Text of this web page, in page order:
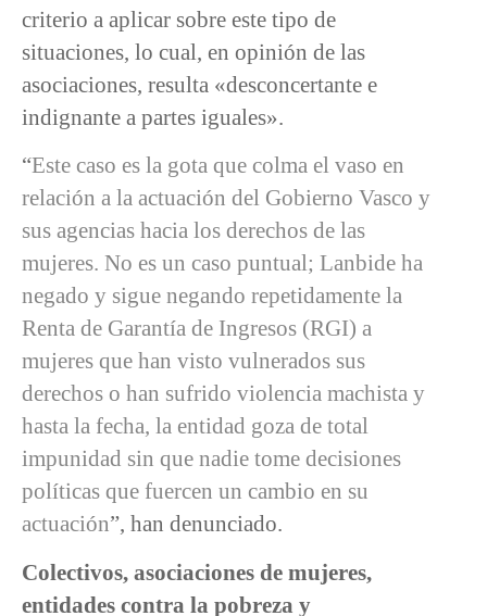
criterio a aplicar sobre este tipo de
situaciones, lo cual, en opinión de las
asociaciones, resulta «desconcertante e
indignante a partes iguales».
“Este caso es la gota que colma el vaso en
relación a la actuación del Gobierno Vasco y
sus agencias hacia los derechos de las
mujeres. No es un caso puntual; Lanbide ha
negado y sigue negando repetidamente la
Renta de Garantía de Ingresos (RGI) a
mujeres que han visto vulnerados sus
derechos o han sufrido violencia machista y
hasta la fecha, la entidad goza de total
impunidad sin que nadie tome decisiones
políticas que fuercen un cambio en su
actuación”, han denunciado.
Colectivos, asociaciones de mujeres,
entidades contra la pobreza y